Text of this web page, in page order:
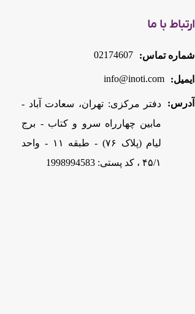
ارتباط با ما
شماره تماس: 02174607
ایمیل: info@inoti.com
آدرس:
دفتر مرکزی: تهران، سعادت آباد -
مابین چهارراه سرو و کتاب - برج
لیام (پلاک ۷۶) - طبقه ۱۱ - واحد
۴۵/۱ ، کد پستی: 1998994583